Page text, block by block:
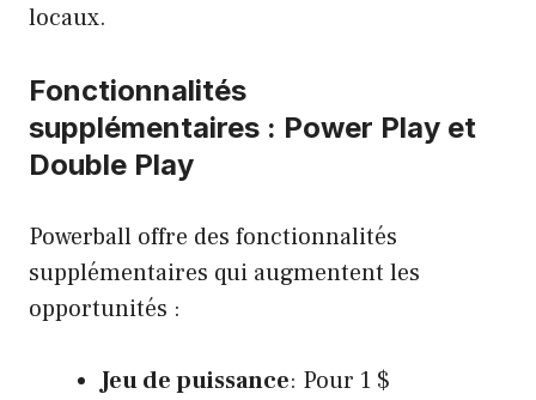
locaux.
Fonctionnalités
supplémentaires : Power Play et
Double Play
Powerball offre des fonctionnalités
supplémentaires qui augmentent les
opportunités :
Jeu de puissance: Pour 1 $